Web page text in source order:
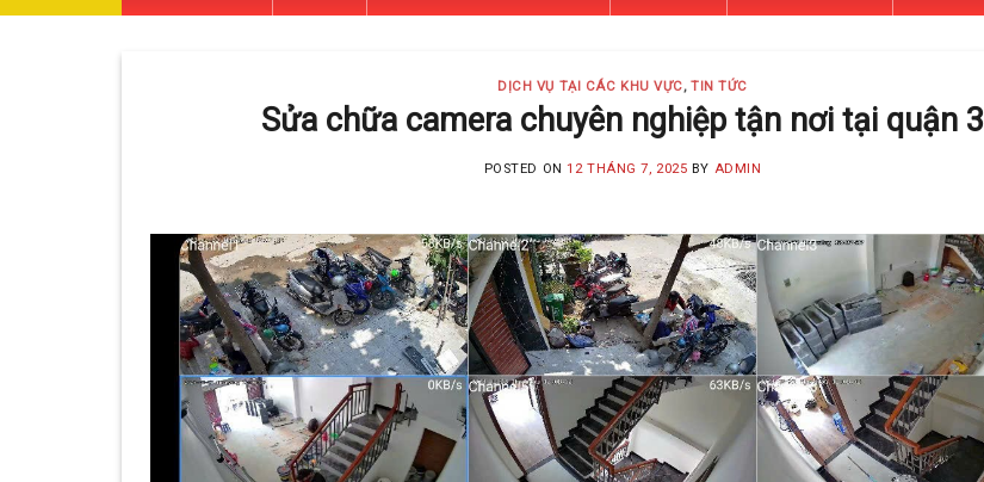
DỊCH VỤ TẠI CÁC KHU VỰC,TIN TỨC
Sửa chữa camera chuyên nghiệp tận nơi tại quận 3
POSTED ON12 THÁNG 7, 2025 BY ADMIN